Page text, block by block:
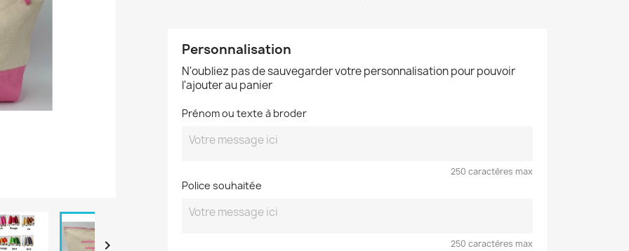

Personnalisation
N'oubliez pas de sauvegarder votre personnalisation pour pouvoir
l'ajouter au panier
Prénom ou texte à broder
250 caractères max
Police souhaitée
250 caractères max